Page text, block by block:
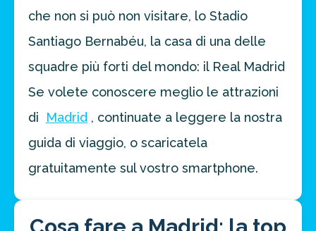
che non si può non visitare, lo Stadio
Santiago Bernabéu, la casa di una delle
squadre più forti del mondo: il Real Madrid
Se volete conoscere meglio le attrazioni
di
Madrid , continuate a leggere la nostra
guida di viaggio, o scaricatela
gratuitamente sul vostro smartphone.